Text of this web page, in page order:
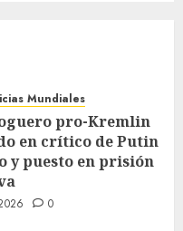
Mundiales
pro-Kremlin
en crítico de Putin
y puesto en prisión
0